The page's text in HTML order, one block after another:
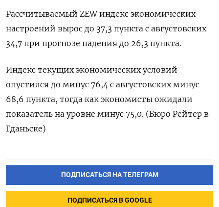
Рассчитываемый ZEW индекс экономических
настроений вырос до 37,3 пункта с августовских
34,7 при прогнозе падения до 26,3 пункта.
Индекс текущих экономических условий
опустился до минус 76,4 с августовских минус
68,6 пункта, тогда как экономисты ожидали
показатель на уровне минус 75,0. (Бюро Рейтер в
Гданьске)
ПОДПИСАТЬСЯ НА ТЕЛЕГРАМ
ПОДПИСАТЬСЯ В GOOGLE